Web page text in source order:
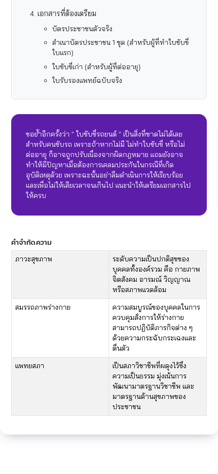
เอกสารที่ต้องเตรียม
บัตรประชาชนตัวจริง
สำเนาบัตรประชาชน 1 ชุด (สำหรับผู้ที่ทำใบขับขี่
ใบแรก)
ใบขับขี่เก่า (สำหรับผู้ที่ต่ออายุ)
ใบรับรองแพทย์ฉบับจริง
ขอย้ำอีกครั้งว่า “ ใบขับขี่รถยนต์ “ เป็นสิ่งที่ขาดไม่ได้เลย
สำหรับคนขับรถ เพราะถ้าหากไม่มี ไม่ทำใบขับขี่ หรือไม่
ต่ออายุ ก็อาจถูกปรับเนื่องจากผิดกฎหมาย แถมยังอาจ
ทำให้มีปัญหาเมื่อต้องการเคลมประกันในกรณีที่เกิด
อุบัติเหตุด้วย เพราะฉะนั้นอย่าลืมดำเนินการให้เรียบร้อย
และเพื่อไม่ให้เสียเวลาจนเกินไป แนะนำให้เตรียมเอกสารไป
ให้ครบ
คำจำกัดความ
​​ภาวะสุขภาพ
​ระดับความเป็นปกติสุขของ
บุคคลทั้งองค์รวม คือ กายภาพ
จิตสังคม อารมณ์ วิญญาณ
หรือสภาพแวดล้อม
​สมรรถภาพร่างกาย
​ความสมบูรณ์ของบุคคลในการ
ควบคุมสั่งการให้ร่างกาย
สามารถปฏิบัติภารกิจต่าง ๆ
ด้วยความกระฉับกระเฉงและ
ตื่นตัว
​แพทยสภา
​เป็นสภาวิชาชีพที่ผดุงไว้ซึ่ง
ความเป็นธรรม มุ่งเน้นการ
พัฒนามาตรฐานวิชาชีพ และ
มาตรฐานด้านสุขภาพของ
ประชาชน​